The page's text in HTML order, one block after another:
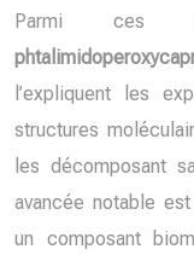
Parmi ces
l’expliquent les
structures
les décomposant
avancée notable
un composant